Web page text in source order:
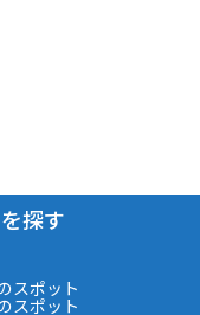
探す
スポット
スポット